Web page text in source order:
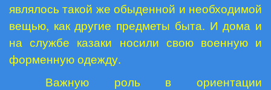
являлось такой же обыденной и необходимой
вещью, как другие предметы быта. И дома и
на службе казаки носили свою военную и
форменную одежду.
Важную роль в ориентации